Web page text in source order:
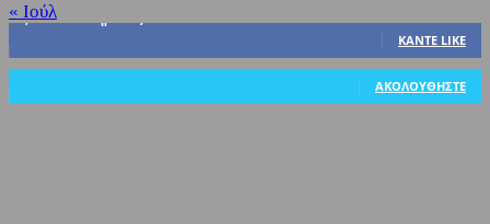
« Ιούλ
3,822
ΚΆΝΤΕ LIKE
ΑΚΟΛΟΥΘΉΣΤΕ